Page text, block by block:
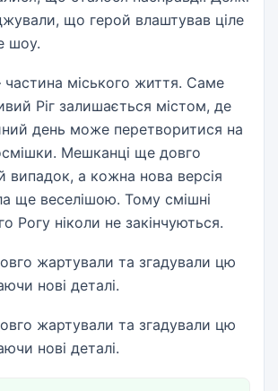
що герой влаштував ціле
шоу.
частина міського життя. Саме
Ріг залишається містом, де
день може перетворитися на
Мешканці ще довго
випадок, а кожна нова версія
ще веселішою. Тому смішні
Рогу ніколи не закінчуються.
жартували та згадували цю
нові деталі.
жартували та згадували цю
нові деталі.